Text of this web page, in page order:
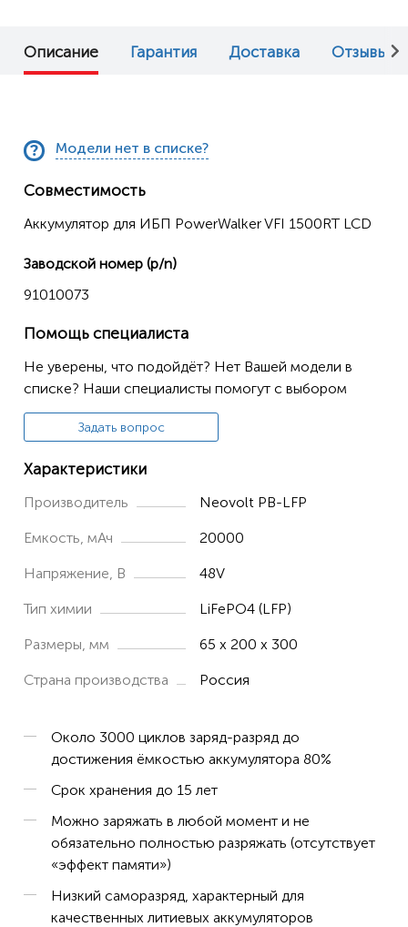
Описание Гарантия Доставка Отзывы (0)
Модели нет в списке?
Совместимость
Аккумулятор для ИБП PowerWalker VFI 1500RT LCD
Заводской номер (p/n)
91010073
Помощь специалиста
Не уверены, что подойдёт? Нет Вашей модели в
списке? Наши специалисты помогут с выбором
Задать вопрос
Характеристики
Производитель Neovolt PB-LFP
Емкость, мАч 20000
Напряжение, В 48V
Тип химии LiFePO4 (LFP)
Размеры, мм 65 x 200 x 300
Страна производства Россия
Около 3000 циклов заряд-разряд до
достижения ёмкостью аккумулятора 80%
Срок хранения до 15 лет
Можно заряжать в любой момент и не
обязательно полностью разряжать (отсутствует
«эффект памяти»)
Низкий саморазряд, характерный для
качественных литиевых аккумуляторов